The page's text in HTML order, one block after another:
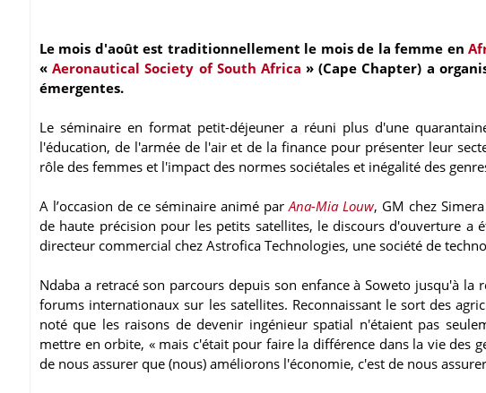
Le mois d'août est traditionnellement le mois de la femme en
«Aeronautical Society of South Africa » (Cape Chapter) a
émergentes.
Le séminaire en format petit-déjeuner a réuni plus d'une
l'éducation, de l'armée de l'air et de la finance pour présenter leur
rôle des femmes et l'impact des normes sociétales et inégalité des
A l’occasion de ce séminaire animé parAna-Mia Louw, GM chez
de haute précision pour les petits satellites, le discours d'ouverture a
directeur commercial chez Astrofica Technologies, une société de
Ndaba a retracé son parcours depuis son enfance à Soweto jusqu'à
forums internationaux sur les satellites. Reconnaissant le sort des
noté que les raisons de devenir ingénieur spatial n'étaient pas
mettre en orbite, « mais c'était pour faire la différence dans la vie des
de nous assurer que (nous) améliorons l'économie, c'est de nous